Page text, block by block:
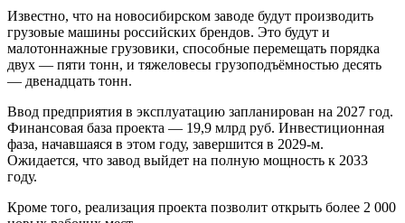
Известно, что на новосибирском заводе будут производить
грузовые машины российских брендов. Это будут и
малотоннажные грузовики, способные перемещать порядка
двух — пяти тонн, и тяжеловесы грузоподъёмностью десять
— двенадцать тонн.
Ввод предприятия в эксплуатацию запланирован на 2027 год.
Финансовая база проекта — 19,9 млрд руб. Инвестиционная
фаза, начавшаяся в этом году, завершится в 2029-м.
Ожидается, что завод выйдет на полную мощность к 2033
году.
Кроме того, реализация проекта позволит открыть более 2 000